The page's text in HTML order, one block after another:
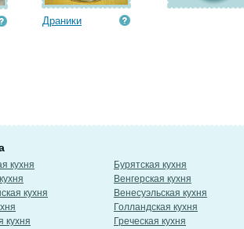
Драники
кухня
кухня
кухня
Бурятская кухня
Венгерская кухня
Венесуэльская кухня
Голландская кухня
Греческая кухня